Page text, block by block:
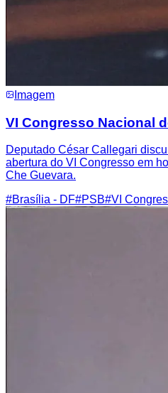
Imagem
VI Congresso Nacional
Deputado César Callegari
abertura do VI Congresso em
Che Guevara.
#Brasília - DF#PSB#VI